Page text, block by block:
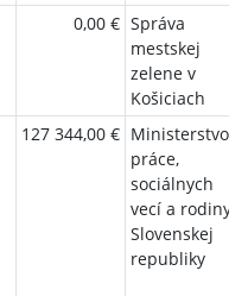
0,00 € Správa
mestskej
zelene v
Košiciach
127 344,00 € Ministerstvo
práce,
sociálnych
vecí a rodiny
Slovenskej
republiky